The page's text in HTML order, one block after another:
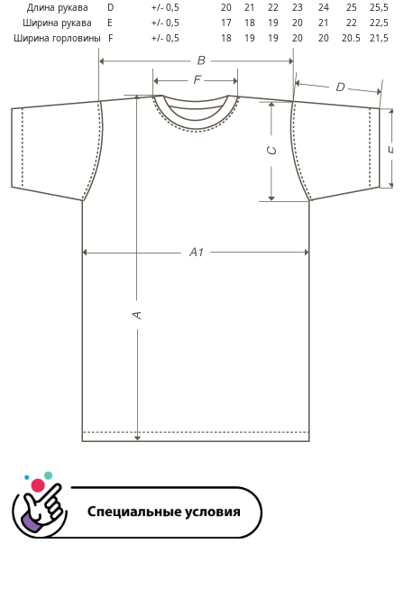
Длина рукава
D +/- 0,5 20 21 22 23 24 25
25,5
Ширина рукава
E +/- 0,5 17 18 19 20 21 22
22,5
Ширина горловины
F +/- 0,5 18 19 19 20 20 20.5 21,5